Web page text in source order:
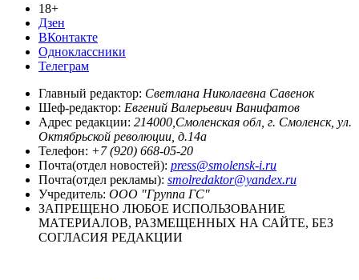
18+
Дзен
ВКонтакте
Одноклассники
Телеграм
Главный редактор: Светлана Николаевна Савенок
Шеф-редактор: Евгений Валерьевич Ванифатов
Адрес редакции: 214000,Смоленская обл, г. Смоленск, ул.
Октябрьской революции, д.14а
Телефон: +7 (920) 668-05-20
Почта(отдел новостей): press@smolensk-i.ru
Почта(отдел рекламы): smolredaktor@yandex.ru
Учредитель: ООО "Группа ГС"
ЗАПРЕЩЕНО ЛЮБОЕ ИСПОЛЬЗОВАНИЕ
МАТЕРИАЛОВ, РАЗМЕЩЕННЫХ НА САЙТЕ, БЕЗ
СОГЛАСИЯ РЕДАКЦИИ